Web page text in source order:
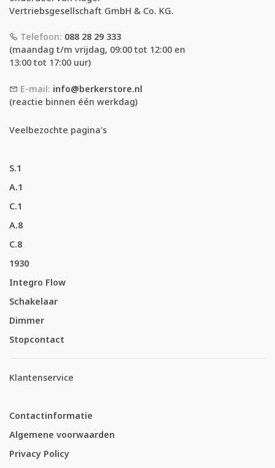
Vertriebsgesellschaft GmbH & Co. KG.
Telefoon: 088 28 29 333
(maandag t/m vrijdag, 09:00 tot 12:00 en
13:00 tot 17:00 uur)
E-mail: info@berkerstore.nl
(reactie binnen één werkdag)
Veelbezochte pagina's
S.1
A.1
C.1
A.8
C.8
1930
Integro Flow
Schakelaar
Dimmer
Stopcontact
Klantenservice
Contactinformatie
Algemene voorwaarden
Privacy Policy